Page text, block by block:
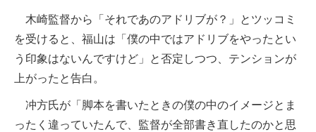
木崎監督から「それであのアドリブが？」とツッコミ
を受けると、福山は「僕の中ではアドリブをやったとい
う印象はないんですけど」と否定しつつ、テンションが
上がったと告白。
冲方氏が「脚本を書いたときの僕の中のイメージとま
ったく違っていたんで、監督が全部書き直したのかと思